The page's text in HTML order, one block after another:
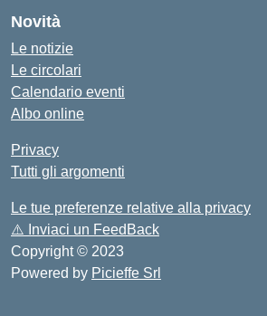
Novità
Le notizie
Le circolari
Calendario eventi
Albo online
Privacy
Tutti gli argomenti
Le tue preferenze relative alla privacy
⚠️ Inviaci un FeedBack
Copyright © 2023
Powered by Picieffe Srl